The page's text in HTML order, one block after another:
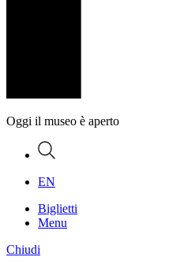
Oggi il museo è aperto
Ricerca
EN
Biglietti
Menu
Chiudi